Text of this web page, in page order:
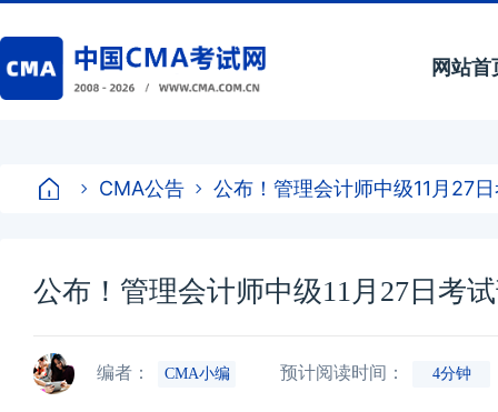
网站首
CMA公告 公布！管理会计师中级11月27
公布！管理会计师中级11月27日考
编者： CMA小编 预计阅读时间： 4分钟